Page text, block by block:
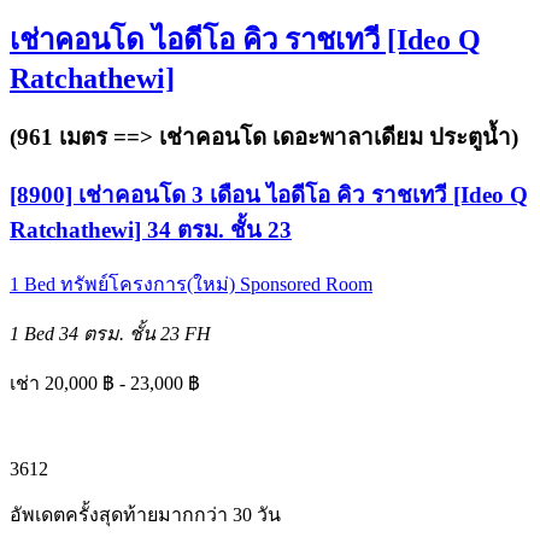
เช่าคอนโด ไอดีโอ คิว ราชเทวี [Ideo Q
Ratchathewi]
(961 เมตร ==> เช่าคอนโด เดอะพาลาเดียม ประตูน้ำ)
[8900] เช่าคอนโด 3 เดือน ไอดีโอ คิว ราชเทวี [Ideo Q
Ratchathewi] 34 ตรม. ชั้น 23
1 Bed ทรัพย์โครงการ(ใหม่) Sponsored Room
1 Bed 34 ตรม. ชั้น 23 FH
เช่า 20,000 ฿ - 23,000 ฿
3612
อัพเดตครั้งสุดท้ายมากกว่า 30 วัน